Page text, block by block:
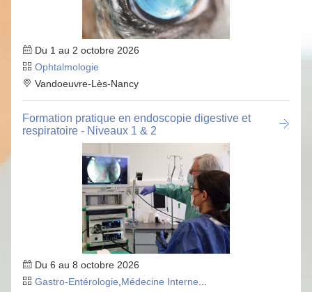
Du 1 au 2 octobre 2026
Ophtalmologie
Vandoeuvre-Lès-Nancy
Formation pratique en endoscopie digestive et
respiratoire - Niveaux 1 & 2
Du 6 au 8 octobre 2026
Gastro-Entérologie Médecine Interne